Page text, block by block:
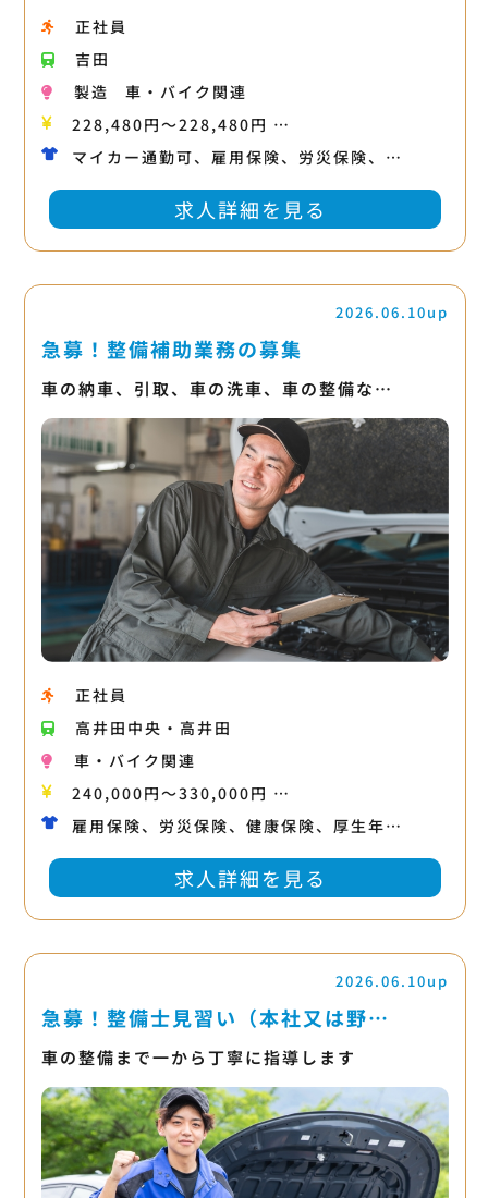
正社員
吉田
製造
車・バイク関連
228,480円〜228,480円 …
マイカー通勤可、雇用保険、労災保険、…
求人詳細を見る
2026.06.10up
急募！整備補助業務の募集
車の納車、引取、車の洗車、車の整備な…
正社員
高井田中央・高井田
車・バイク関連
240,000円〜330,000円 …
雇用保険、労災保険、健康保険、厚生年…
求人詳細を見る
2026.06.10up
急募！整備士見習い（本社又は野…
車の整備まで一から丁寧に指導します